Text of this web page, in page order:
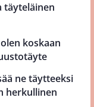
täyteläinen
koskaan
ne täytteeksi
herkullinen